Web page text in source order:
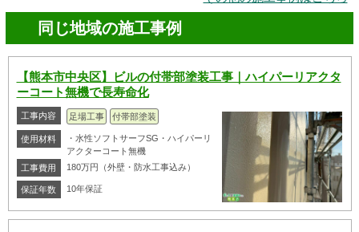
同じ地域の施工事例
【熊本市中央区】ビルの付帯部塗装工事｜ハイパーリアクタ
ーコート無機で長寿命化
工事内容 足場工事 付帯部塗装
使用材料
・水性ソフトサーフSG・ハイパーリ
アクターコート無機
工事費用
180万円（外壁・防水工事込み）
保証年数 10年保証